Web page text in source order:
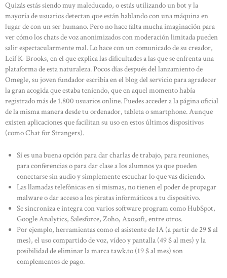
Quizás estás siendo muy maleducado, o estás utilizando un bot y la
mayoría de usuarios detectan que están hablando con una máquina en
lugar de con un ser humano. Pero no hace falta mucha imaginación para
ver cómo los chats de voz anonimizados con moderación limitada pueden
salir espectacularmente mal. Lo hace con un comunicado de su creador,
Leif K-Brooks, en el que explica las dificultades a las que se enfrenta una
plataforma de esta naturaleza. Pocos días después del lanzamiento de
Omegle, su joven fundador escribía en el blog del servicio para agradecer
la gran acogida que estaba teniendo, que en aquel momento había
registrado más de 1.800 usuarios online. Puedes acceder a la página oficial
de la misma manera desde tu ordenador, tableta o smartphone. Aunque
existen aplicaciones que facilitan su uso en estos últimos dispositivos
(como Chat for Strangers).
Sí es una buena opción para dar charlas de trabajo, para reuniones,
para conferencias o para dar clase a los alumnos ya que pueden
conectarse sin audio y simplemente escuchar lo que vas diciendo.
Las llamadas telefónicas en sí mismas, no tienen el poder de propagar
malware o dar acceso a los piratas informáticos a tu dispositivo.
Se sincroniza e integra con varios software program como HubSpot,
Google Analytics, Salesforce, Zoho, Axosoft, entre otros.
Por ejemplo, herramientas como el asistente de IA (a partir de 29 $ al
mes), el uso compartido de voz, vídeo y pantalla (49 $ al mes) y la
posibilidad de eliminar la marca tawk.to (19 $ al mes) son
complementos de pago.